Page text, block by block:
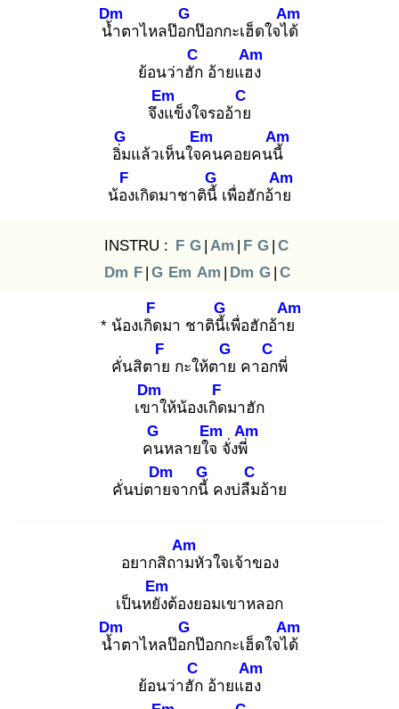
น้ำ
Dm
ตาไหลป๊อก
G
ป๊อกกะเฮ็ดใจได้
Am
ย้อนว่าฮัก
C
อ้ายแฮง
Am
จึงแ
Em
ข็งใจรออ้าย
C
อิ่ม
G
แล้วเห็นใจค
Em
นคอยคนนี้
Am
น้อง
F
เกิดมาชาตินี้
G
เพื่อฮักอ้าย
Am
INSTRU : F G | Am | F G | C
Dm F | G Em Am | Dm G | C
* น้องเกิด
F
มา ชาตินี้เ
G
พื่อฮักอ้าย
Am
คั่นสิตาย
F
กะให้ตาย
G
คาอก
C
พี่
เขา
Dm
ให้น้องเกิด
F
มาฮัก
คน
G
หลายใจ
Em
จั่งพี่
Am
คั่นบ่ตาย
Dm
จากนี้
G
คงบ่ลืม
C
อ้าย
อยากสิถาม
Am
หัวใจเจ้าของ
เป็นหยัง
Em
ต้องยอมเขาหลอก
น้ำ
Dm
ตาไหลป๊อก
G
ป๊อกกะเฮ็ดใจได้
Am
ย้อนว่าฮัก
C
อ้ายแฮง
Am